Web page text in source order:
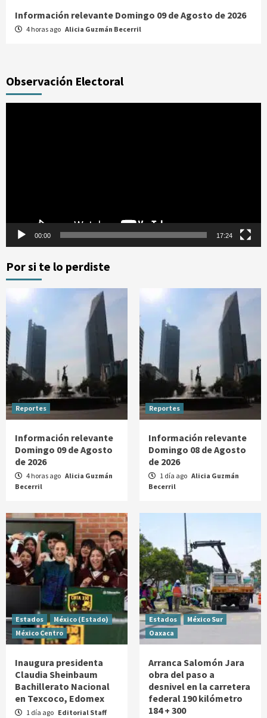
Información relevante Domingo 09 de Agosto de 2026
4 horas ago Alicia Guzmán Becerril
Observación Electoral
00:00 17:24
Por si te lo perdiste
Reportes
Información relevante
Domingo 09 de Agosto
de 2026
4 horas ago Alicia Guzmán
Becerril
Reportes
Información relevante
Domingo 08 de Agosto
de 2026
1 día ago Alicia Guzmán
Becerril
Estados
México (Estado)
México Centro
Inaugura presidenta
Claudia Sheinbaum
Bachillerato Nacional
en Texcoco, Edomex
1 día ago Editorial Staff
Estados
México Sur
Oaxaca
Arranca Salomón Jara
obra del paso a
desnivel en la carretera
federal 190 kilómetro
184 + 300